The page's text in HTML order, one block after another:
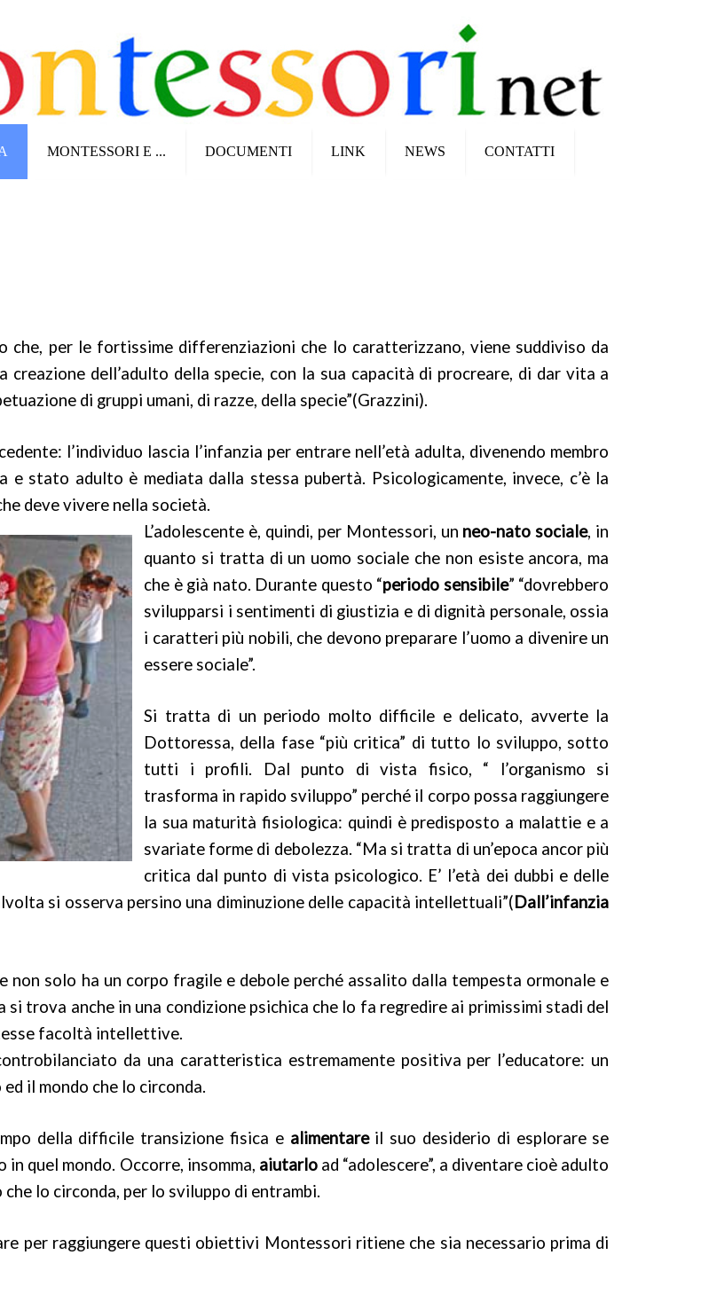
MONTESSORI E ... DOCUMENTI LINK NEWS CONTATTI
che, per le fortissime differenziazioni che lo caratterizzano, viene suddiviso da
dell’adulto della specie, con la sua capacità di procreare, di dar vita a
di gruppi umani, di razze, della specie”(Grazzini).
l’individuo lascia l’infanzia per entrare nell’età adulta, divenendo membro
stato adulto è mediata dalla stessa pubertà. Psicologicamente, invece, c’è la
deve vivere nella società.
L’adolescente è, quindi, per Montessori, un neo-nato sociale, in
quanto si tratta di un uomo sociale che non esiste ancora, ma
che è già nato. Durante questo “periodo sensibile” “dovrebbero
svilupparsi i sentimenti di giustizia e di dignità personale, ossia
i caratteri più nobili, che devono preparare l’uomo a divenire un
essere sociale”.
Si tratta di un periodo molto difficile e delicato, avverte la
Dottoressa, della fase “più critica” di tutto lo sviluppo, sotto
tutti i profili. Dal punto di vista fisico, “ l’organismo si
trasforma in rapido sviluppo” perché il corpo possa raggiungere
la sua maturità fisiologica: quindi è predisposto a malattie e a
svariate forme di debolezza. “Ma si tratta di un’epoca ancor più
critica dal punto di vista psicologico. E’ l’età dei dubbi e delle
si osserva persino una diminuzione delle capacità intellettuali”(Dall’infanzia
non solo ha un corpo fragile e debole perché assalito dalla tempesta ormonale e
trova anche in una condizione psichica che lo fa regredire ai primissimi stadi del
facoltà intellettive.
da una caratteristica estremamente positiva per l’educatore: un
il mondo che lo circonda.
della difficile transizione fisica e alimentareil suo desiderio di esplorare se
in quel mondo. Occorre, insomma, aiutarload “adolescere”, a diventare cioè adulto
lo circonda, per lo sviluppo di entrambi.
per raggiungere questi obiettivi Montessori ritiene che sia necessario prima di